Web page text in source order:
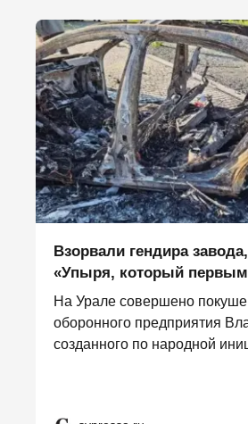
Взорвали гендира
«Упыря, который
На Урале совершено
оборонного предприятия
созданного по народной